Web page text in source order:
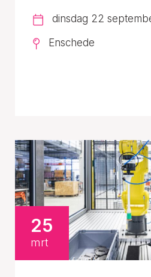
dinsdag 22
Enschede
25
mrt